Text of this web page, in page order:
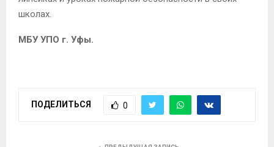
школах.
МБУ УПО г. Уфы.
ПОДЕЛИТЬСЯ 0